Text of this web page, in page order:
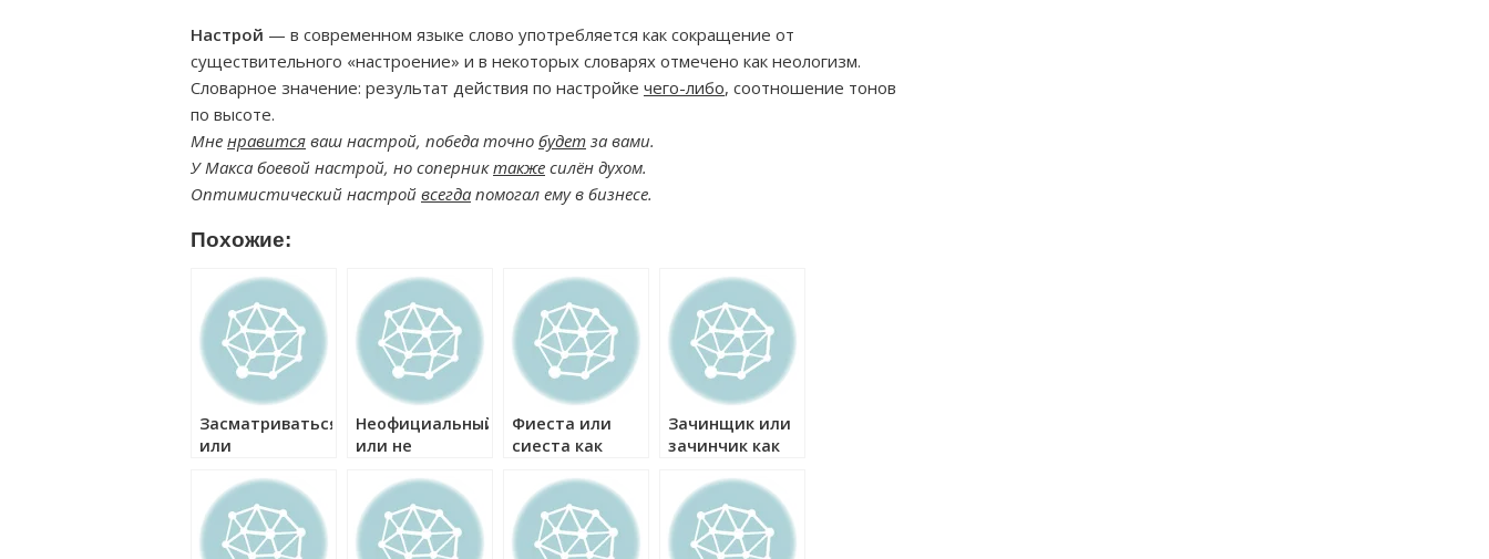
Настрой — в современном языке слово употребляется как сокращение от
существительного «настроение» и в некоторых словарях отмечено как неологизм.
Словарное значение: результат действия по настройке чего-либо, соотношение тонов
по высоте.
Мне нравится ваш настрой, победа точно будет за вами.
У Макса боевой настрой, но соперниктакже силён духом.
Оптимистический настрой всегда помогал ему в бизнесе.
Похожие:
Засматриваться
или
как правильно?
Неофициальный
или не
как правильно?
Фиеста или
сиеста как
Зачинщик или
зачинчик как